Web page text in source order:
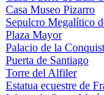
Casa Museo Pizarro
Sepulcro Megalítico
Plaza Mayor
Palacio de la
Puerta de Santiago
Torre del Alfiler
Estatua ecuestre de